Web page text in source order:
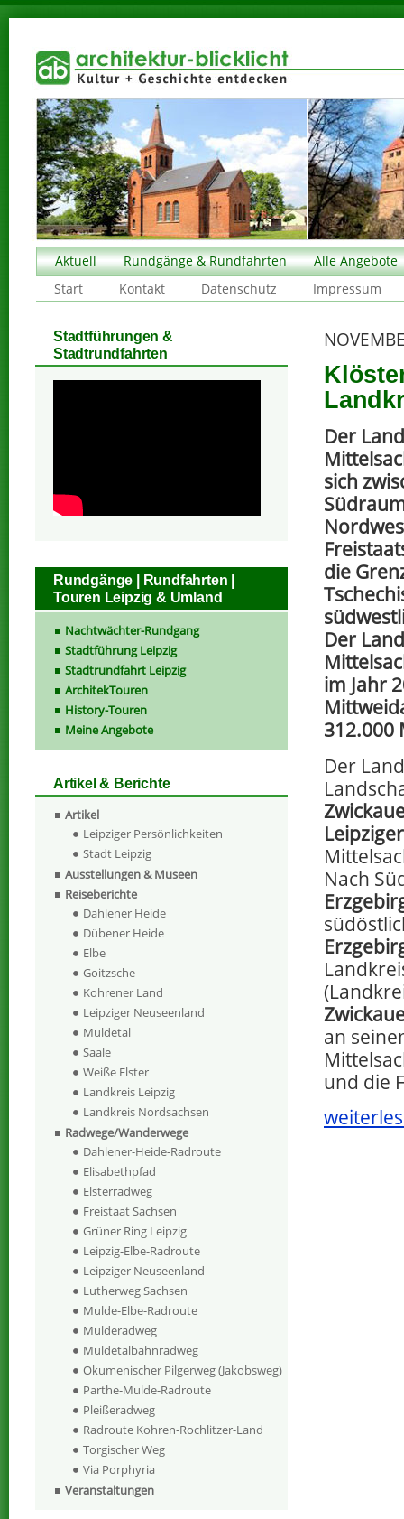
Aktuell Rundgänge & Rundfahrten
Alle Angebote
Start
Kontakt Datenschutz Impressum
Der
sich
die
Der
im Jahr
312.000
Der
Nach
an
und die
Stadtführungen &
Stadtrundfahrten
Rundgänge | Rundfahrten |
Touren Leipzig & Umland
Nachtwächter-Rundgang
Stadtführung Leipzig
Stadtrundfahrt Leipzig
ArchitekTouren
History-Touren
Meine Angebote
Artikel & Berichte
Artikel
Leipziger Persönlichkeiten
Stadt Leipzig
Ausstellungen & Museen
Reiseberichte
Dahlener Heide
Dübener Heide
Elbe
Goitzsche
Kohrener Land
Leipziger Neuseenland
Muldetal
Saale
Weiße Elster
Landkreis Leipzig
Landkreis Nordsachsen
Radwege/Wanderwege
Dahlener-Heide-Radroute
Elisabethpfad
Elsterradweg
Freistaat Sachsen
Grüner Ring Leipzig
Leipzig-Elbe-Radroute
Leipziger Neuseenland
Lutherweg Sachsen
Mulde-Elbe-Radroute
Mulderadweg
Muldetalbahnradweg
Ökumenischer Pilgerweg (Jakobsweg)
Parthe-Mulde-Radroute
Pleißeradweg
Radroute Kohren-Rochlitzer-Land
Torgischer Weg
Via Porphyria
Veranstaltungen